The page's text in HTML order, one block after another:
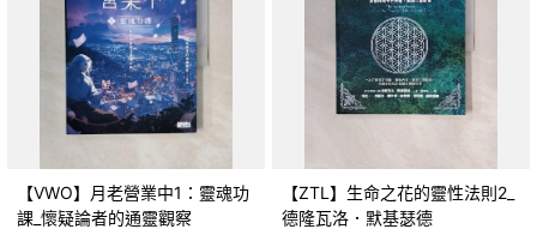
【VWO】月老營業中1：靈魂功
課_懷疑論者的通靈觀察
【ZTL】生命之花的靈性法則2_
德隆瓦洛．默基瑟德